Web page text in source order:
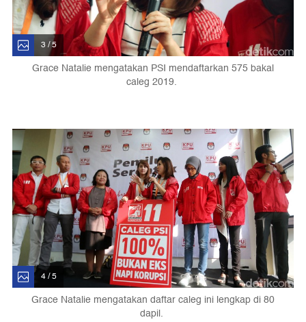
3 / 5
Grace Natalie mengatakan PSI mendaftarkan 575 bakal
caleg 2019.
4 / 5
Grace Natalie mengatakan daftar caleg ini lengkap di 80
dapil.